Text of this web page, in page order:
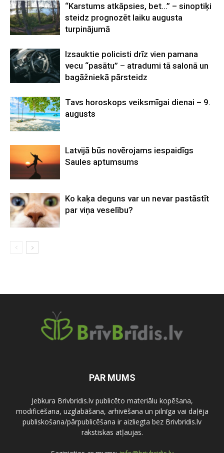
“Karstums atkāpsies, bet…” – sinoptiķi
steidz prognozēt laiku augusta
turpinājumā
Izsauktie policisti drīz vien pamana
vecu “pasātu” – atradumi tā salonā un
bagāžniekā pārsteidz
Tavs horoskops veiksmīgai dienai – 9.
augusts
Latvijā būs novērojams iespaidīgs
Saules aptumsums
Ko kaķa deguns var un nevar pastāstīt
par viņa veselību?
PAR MUMS
Jebkura Brivbridis.lv publicēto materiālu kopēšana,
modificēšana, uzglabāšana, arhivēšana un pilnīga vai daļēja
publiskošana/pārpublicēšana ir aizliegta bez Brivbridis.lv
rakstiskas atļaujas.